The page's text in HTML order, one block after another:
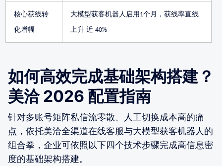
核心获线转
化增幅
大模型获客机器人启用 1个月，获线率直线
上升 近 40%
如何高效完成基础架构搭建？
美洽 2026 配置指南
针对多账号矩阵私信流零散、人工切换成本高的痛
点，依托美洽全渠道在线客服与大模型获客机器人的
组合拳，企业可依照以下四个技术步骤完成高信息密
度的基础架构搭建。